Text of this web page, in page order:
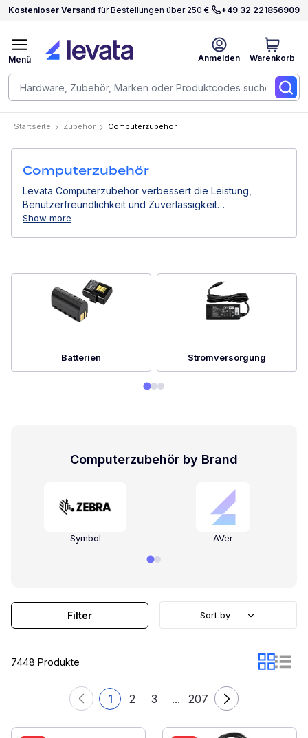
Kostenloser Versand für Bestellungen über 250 € +49 32 221856909
Anmelden Warenkorb
Menü
Startseite Zubehör Computerzubehör
Computerzubehör
Levata Computerzubehör verbessert die Leistung,
Benutzerfreundlichkeit und Zuverlässigkeit
professioneller Computergeräte. Von Stromlösungen
Show more
Batterien Stromversorgung
Computerzubehör by Brand
Symbol AVer
7448 Produkte
1 2 3 ... 207
Filter Sort by